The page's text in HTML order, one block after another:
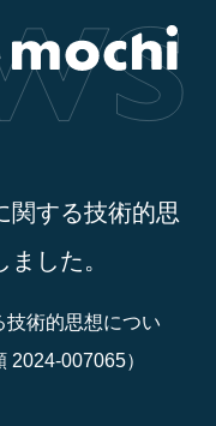
関する技術的思
した。
術的思想につい
007065）